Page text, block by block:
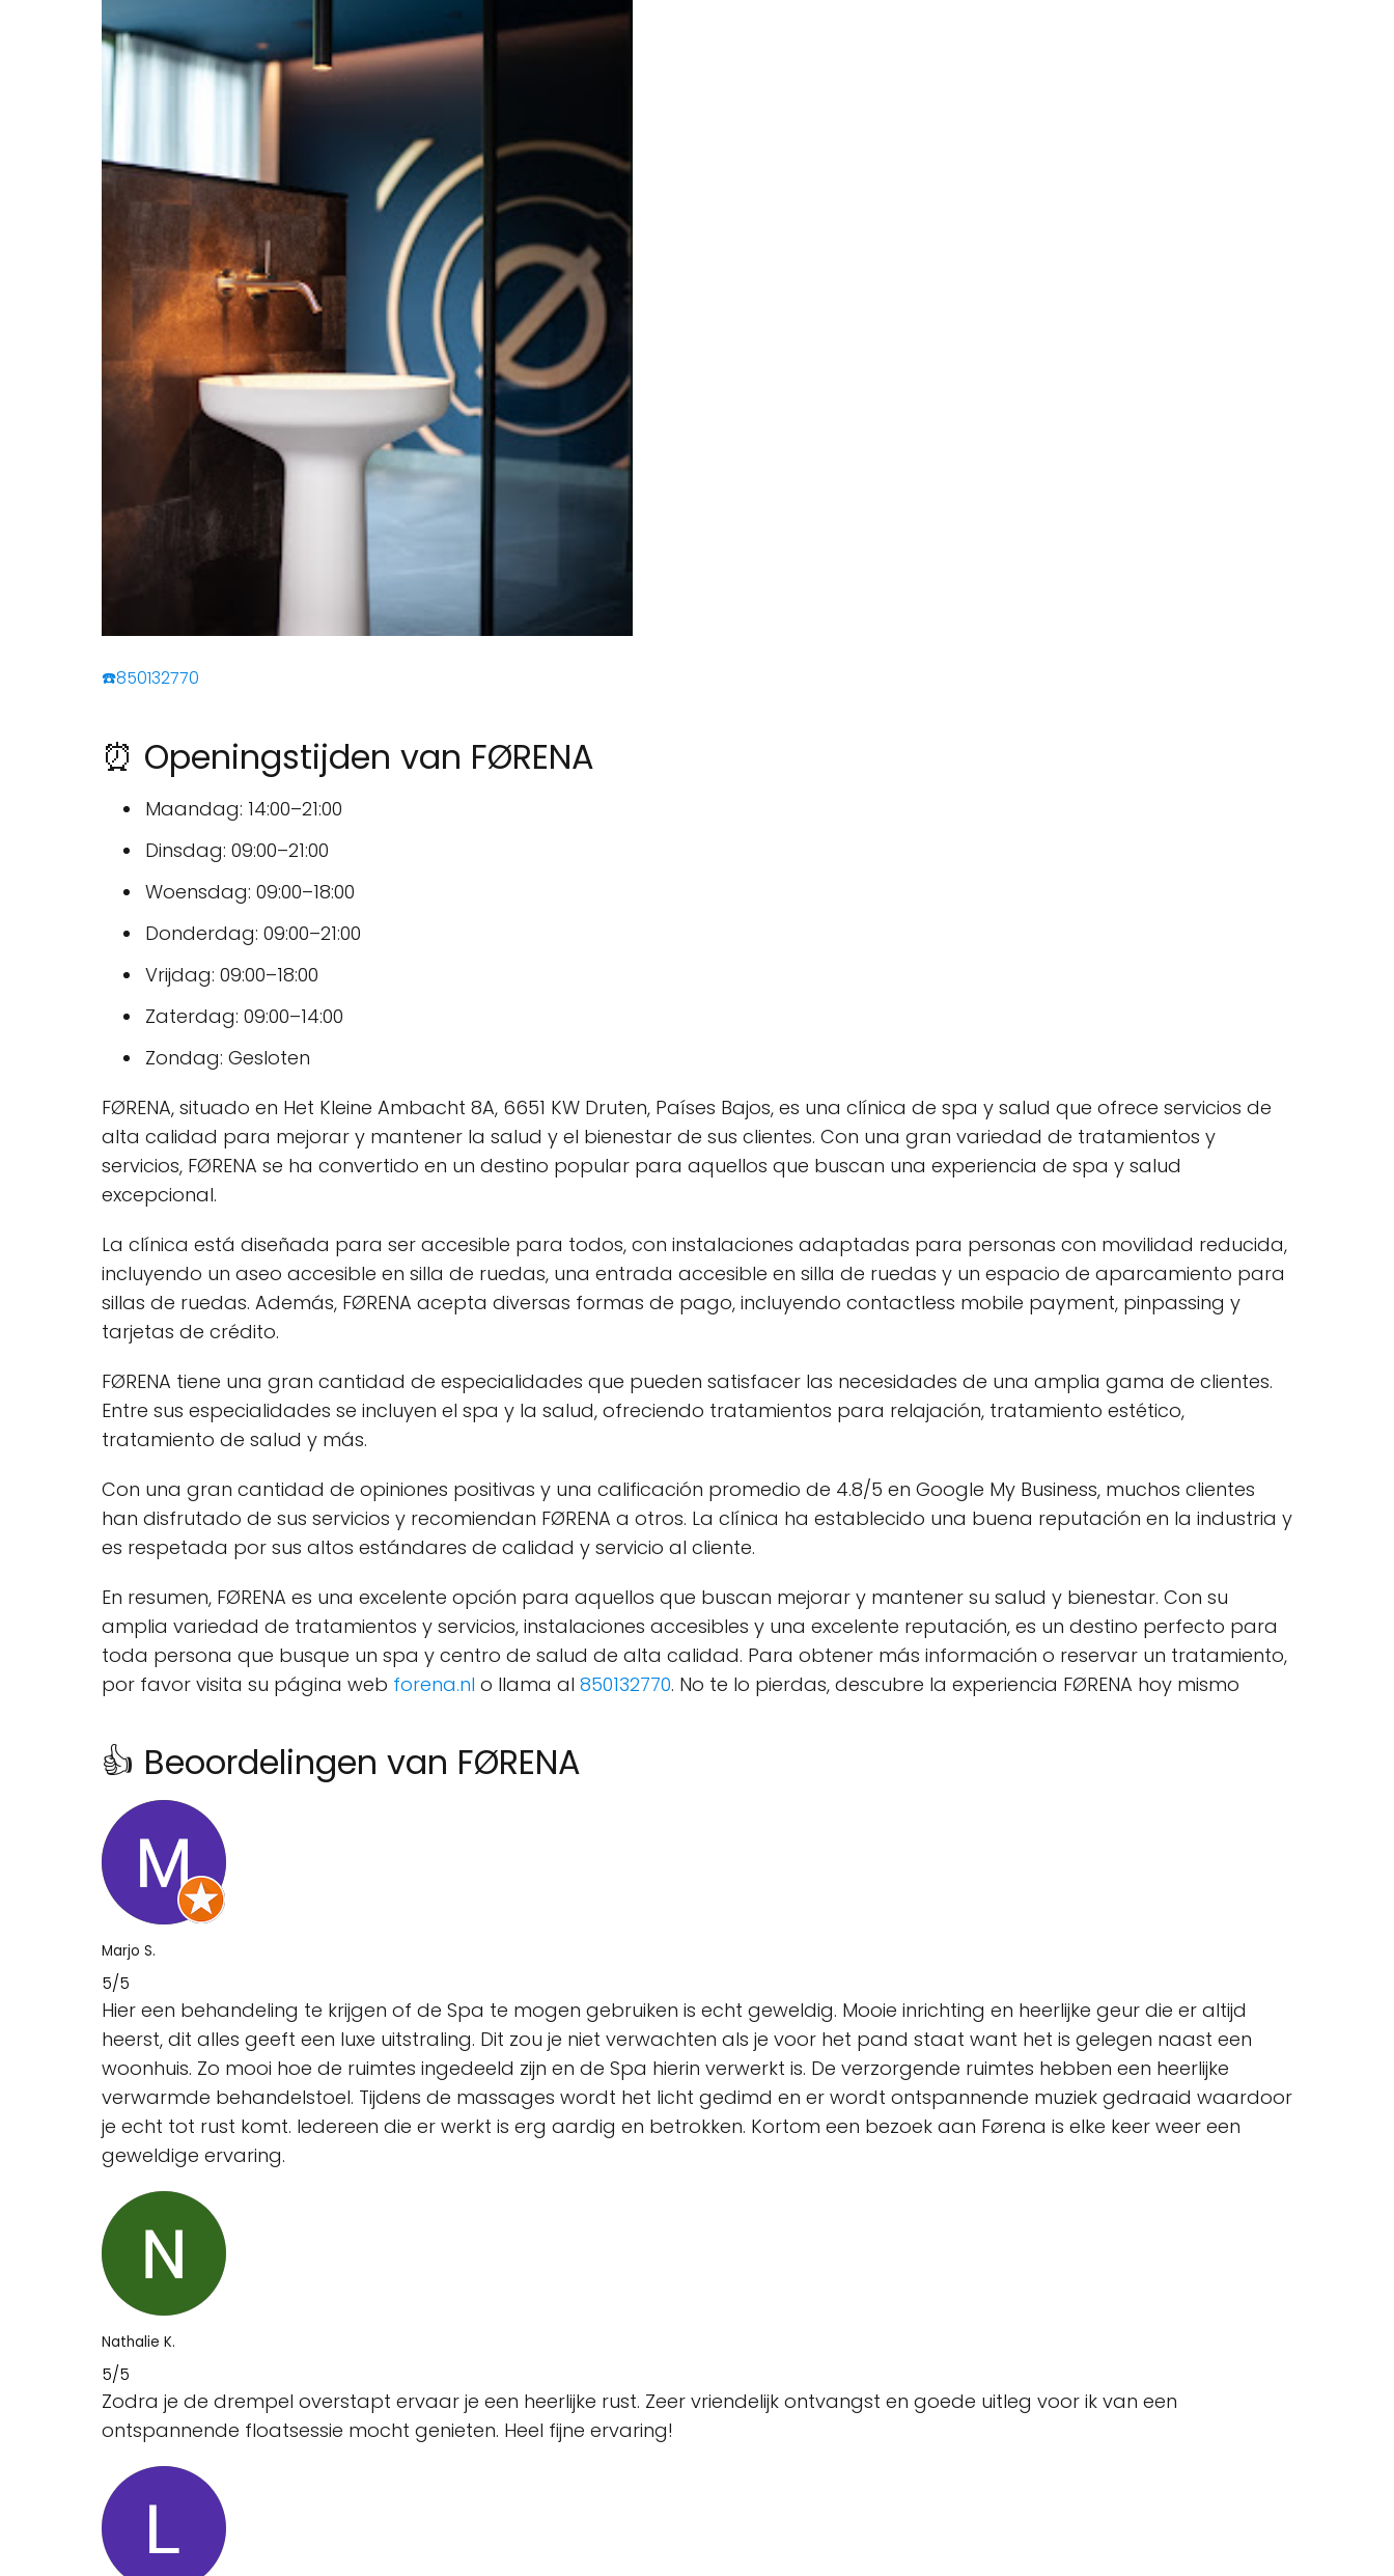
☎️850132770
⏰ Openingstijden van FØRENA
Maandag: 14:00–21:00
Dinsdag: 09:00–21:00
Woensdag: 09:00–18:00
Donderdag: 09:00–21:00
Vrijdag: 09:00–18:00
Zaterdag: 09:00–14:00
Zondag: Gesloten
FØRENA, situado en Het Kleine Ambacht 8A, 6651 KW Druten, Países Bajos, es una clínica de spa y salud que ofrece servicios de
alta calidad para mejorar y mantener la salud y el bienestar de sus clientes. Con una gran variedad de tratamientos y
servicios, FØRENA se ha convertido en un destino popular para aquellos que buscan una experiencia de spa y salud
excepcional.
La clínica está diseñada para ser accesible para todos, con instalaciones adaptadas para personas con movilidad reducida,
incluyendo un aseo accesible en silla de ruedas, una entrada accesible en silla de ruedas y un espacio de aparcamiento para
sillas de ruedas. Además, FØRENA acepta diversas formas de pago, incluyendo contactless mobile payment, pinpassing y
tarjetas de crédito.
FØRENA tiene una gran cantidad de especialidades que pueden satisfacer las necesidades de una amplia gama de clientes.
Entre sus especialidades se incluyen el spa y la salud, ofreciendo tratamientos para relajación, tratamiento estético,
tratamiento de salud y más.
Con una gran cantidad de opiniones positivas y una calificación promedio de 4.8/5 en Google My Business, muchos clientes
han disfrutado de sus servicios y recomiendan FØRENA a otros. La clínica ha establecido una buena reputación en la industria y
es respetada por sus altos estándares de calidad y servicio al cliente.
En resumen, FØRENA es una excelente opción para aquellos que buscan mejorar y mantener su salud y bienestar. Con su
amplia variedad de tratamientos y servicios, instalaciones accesibles y una excelente reputación, es un destino perfecto para
toda persona que busque un spa y centro de salud de alta calidad. Para obtener más información o reservar un tratamiento,
por favor visita su página web forena.nl o llama al 850132770. No te lo pierdas, descubre la experiencia FØRENA hoy mismo
👍 Beoordelingen van FØRENA
Marjo S.
5/5
Hier een behandeling te krijgen of de Spa te mogen gebruiken is echt geweldig. Mooie inrichting en heerlijke geur die er altijd
heerst, dit alles geeft een luxe uitstraling. Dit zou je niet verwachten als je voor het pand staat want het is gelegen naast een
woonhuis. Zo mooi hoe de ruimtes ingedeeld zijn en de Spa hierin verwerkt is. De verzorgende ruimtes hebben een heerlijke
verwarmde behandelstoel. Tijdens de massages wordt het licht gedimd en er wordt ontspannende muziek gedraaid waardoor
je echt tot rust komt. Iedereen die er werkt is erg aardig en betrokken. Kortom een bezoek aan Førena is elke keer weer een
geweldige ervaring.
Nathalie K.
5/5
Zodra je de drempel overstapt ervaar je een heerlijke rust. Zeer vriendelijk ontvangst en goede uitleg voor ik van een
ontspannende floatsessie mocht genieten. Heel fijne ervaring!